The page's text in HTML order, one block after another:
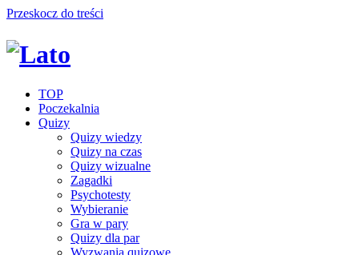
Przeskocz do treści
TOP
Poczekalnia
Quizy
Quizy wiedzy
Quizy na czas
Quizy wizualne
Zagadki
Psychotesty
Wybieranie
Gra w pary
Quizy dla par
Wyzwania quizowe